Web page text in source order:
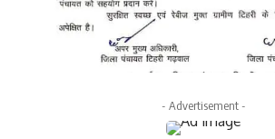
- Advertisement -